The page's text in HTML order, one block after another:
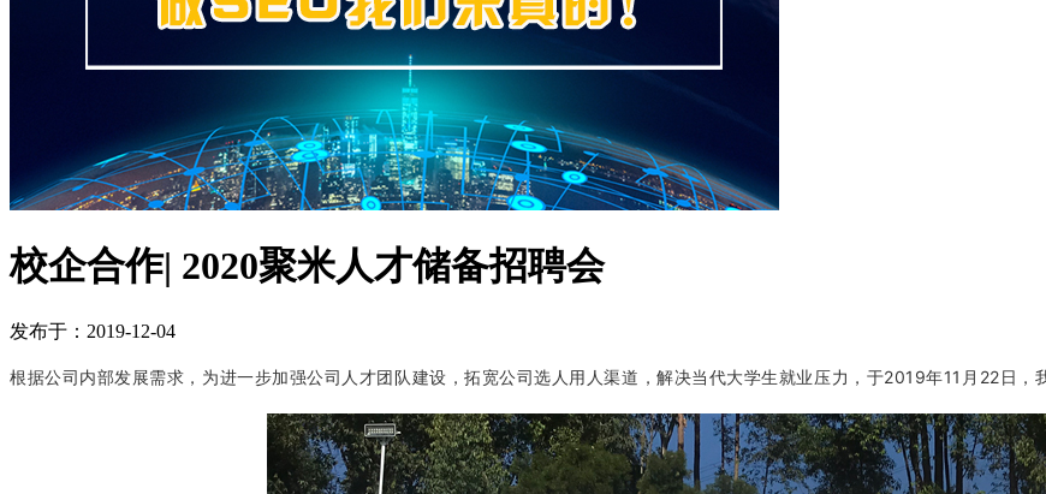
校企合作| 2020聚米人才储备招聘会
发布于：2019-12-04
根据公司内部发展需求，为进一步加强公司人才团队建设，拓宽公司选人用人渠道，解决当代大学生就业压力，于2019年11月22日，